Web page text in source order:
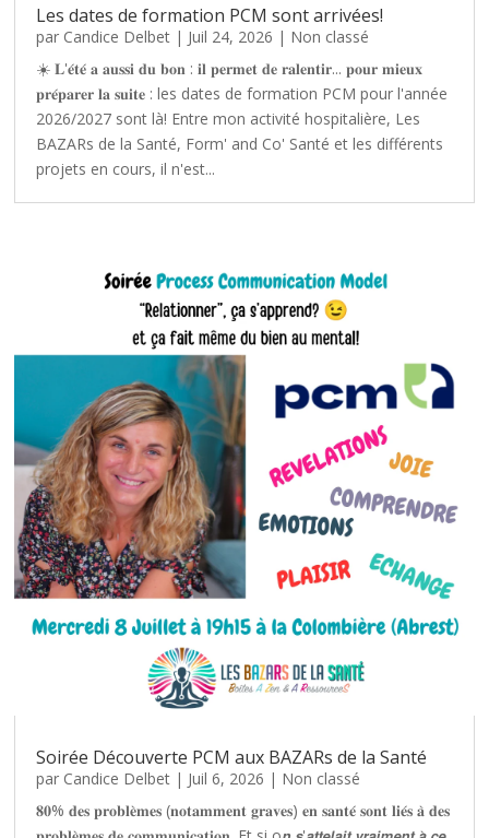
Les dates de formation PCM sont arrivées!
par Candice Delbet | Juil 24, 2026 | Non classé
☀️ 𝐋'𝐞́𝐭𝐞́ 𝐚 𝐚𝐮𝐬𝐬𝐢 𝐝𝐮 𝐛𝐨𝐧 : 𝐢𝐥 𝐩𝐞𝐫𝐦𝐞𝐭 𝐝𝐞 𝐫𝐚𝐥𝐞𝐧𝐭𝐢𝐫... 𝐩𝐨𝐮𝐫 𝐦𝐢𝐞𝐮𝐱
𝐩𝐫𝐞́𝐩𝐚𝐫𝐞𝐫 𝐥𝐚 𝐬𝐮𝐢𝐭𝐞 : les dates de formation PCM pour l'année
2026/2027 sont là! Entre mon activité hospitalière, Les
BAZARs de la Santé, Form' and Co' Santé et les différents
projets en cours, il n'est...
Soirée Découverte PCM aux BAZARs de la Santé
par Candice Delbet | Juil 6, 2026 | Non classé
𝟖𝟎% 𝐝𝐞𝐬 𝐩𝐫𝐨𝐛𝐥𝐞̀𝐦𝐞𝐬 (𝐧𝐨𝐭𝐚𝐦𝐦𝐞𝐧𝐭 𝐠𝐫𝐚𝐯𝐞𝐬) 𝐞𝐧 𝐬𝐚𝐧𝐭𝐞́ 𝐬𝐨𝐧𝐭 𝐥𝐢𝐞́𝐬 𝐚̀ 𝐝𝐞𝐬